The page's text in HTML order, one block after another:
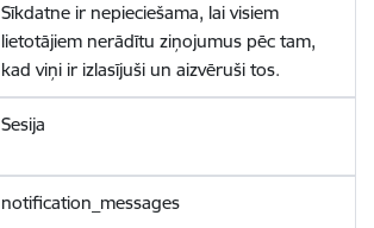
Sīkdatne ir nepieciešama, lai visiem
lietotājiem nerādītu ziņojumus pēc tam,
kad viņi ir izlasījuši un aizvēruši tos.
Sesija
notification_messages